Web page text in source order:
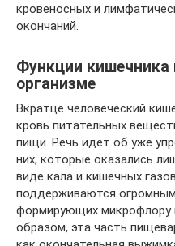
кровеносных и
окончаний.
Функции кишечника
организме
Вкратце человеческий
кровь питательных
пищи. Речь идет об уже
них, которые оказались
виде кала и кишечных
поддерживаются
формирующих микрофлору
образом, эта часть